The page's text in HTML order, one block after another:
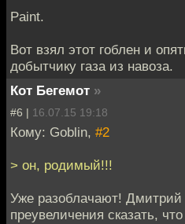
Paint.
Вот взял этот гоблен и
добытчику газа из навоза.
Кот Бегемот »
#6 | 16.07.15 19:18
Кому: Goblin, #2
> он, родимый!!!
Уже разоблачают!
преувеличения сказать,